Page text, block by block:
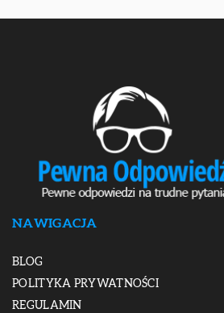
NAWIGACJA
BLOG
POLITYKA PRYWATNOŚCI
REGULAMIN